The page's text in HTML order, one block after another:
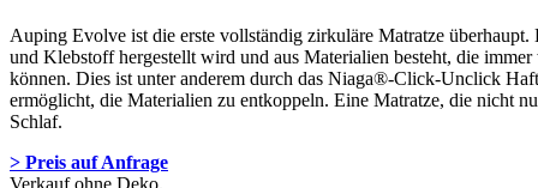
Auping Evolve ist die erste vollständig zirkuläre Matratze
und Klebstoff hergestellt wird und aus Materialien besteht, die
können. Dies ist unter anderem durch das Niaga®-Click-Unclick
ermöglicht, die Materialien zu entkoppeln. Eine Matratze, die nicht
Schlaf.
> Preis auf Anfrage
Verkauf ohne Deko.